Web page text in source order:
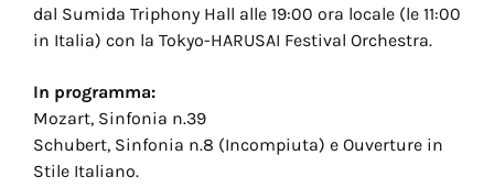
dal Sumida Triphony Hall alle 19:00 ora locale (le 11:00
in Italia) con la Tokyo-HARUSAI Festival Orchestra.
In programma:
Mozart, Sinfonia n.39
Schubert, Sinfonia n.8 (Incompiuta) e Ouverture in
Stile Italiano.